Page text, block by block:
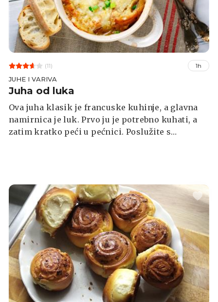
(11) 1h
JUHE I VARIVA
Juha od luka
Ova juha klasik je francuske kuhinje, a glavna
namirnica je luk. Prvo ju je potrebno kuhati, a
zatim kratko peći u pećnici. Poslužite s